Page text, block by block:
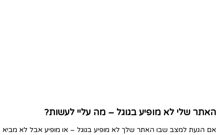
האתר שלי לא מופיע בגוגל – מה עליי לעשות?
אם הגעת למצב שבו האתר שלך לא מופיע בגוגל – או מופיע אבל לא מביא